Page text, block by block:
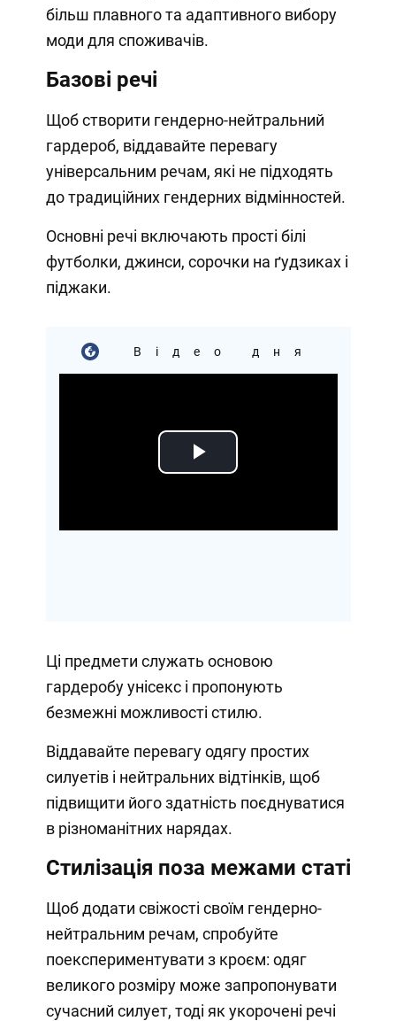
більш плавного та адаптивного вибору
моди для споживачів.
Базові речі
Щоб створити гендерно-нейтральний
гардероб, віддавайте перевагу
універсальним речам, які не підходять
до традиційних гендерних відмінностей.
Основні речі включають прості білі
футболки, джинси, сорочки на ґудзиках і
піджаки.
Відео дня
Play
Ці предмети служать основою
гардеробу унісекс і пропонують
безмежні можливості стилю.
Віддавайте перевагу одягу простих
силуетів і нейтральних відтінків, щоб
підвищити його здатність поєднуватися
в різноманітних нарядах.
Стилізація поза межами статі
Щоб додати свіжості своїм гендерно-
нейтральним речам, спробуйте
поекспериментувати з кроєм: одяг
великого розміру може запропонувати
сучасний силует, тоді як укорочені речі